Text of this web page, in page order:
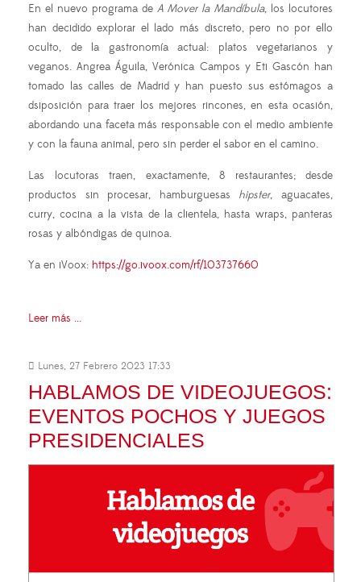
En el nuevo programa de A Mover la Mandíbula, los locutores
han decidido explorar el lado más discreto, pero no por ello
oculto, de la gastronomía actual: platos vegetarianos y
veganos. Angrea Águila, Verónica Campos y Eti Gascón han
tomado las calles de Madrid y han puesto sus estómagos a
dsiposición para traer los mejores rincones, en esta ocasión,
abordando una faceta más responsable con el medio ambiente
y con la fauna animal, pero sin perder el sabor en el camino.
Las locutoras traen, exactamente, 8 restaurantes; desde
productos sin procesar, hamburguesas hipster, aguacates,
curry, cocina a la vista de la clientela, hasta wraps, panteras
rosas y albóndigas de quinoa.
Ya en iVoox: https://go.ivoox.com/rf/103737660
Leer más ...
Lunes, 27 Febrero 2023 17:33
HABLAMOS DE VIDEOJUEGOS:
EVENTOS POCHOS Y JUEGOS
PRESIDENCIALES